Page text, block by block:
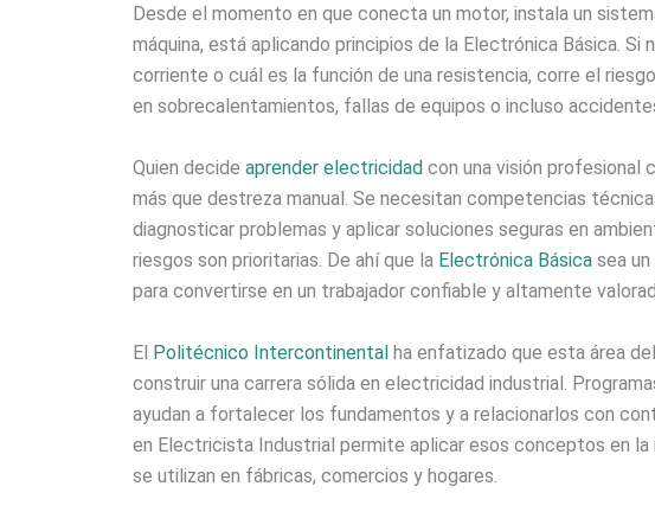
Desde el momento en que conecta un motor, instala un
máquina, está aplicando principios de la Electrónica Básica.
corriente o cuál es la función de una resistencia, corre el
en sobrecalentamientos, fallas de equipos o incluso
Quien decide aprender electricidad con una visión profesional
más que destreza manual. Se necesitan competencias
diagnosticar problemas y aplicar soluciones seguras en
riesgos son prioritarias. De ahí que la Electrónica Básica sea
para convertirse en un trabajador confiable y altamente
El Politécnico Intercontinental ha enfatizado que esta área
construir una carrera sólida en electricidad industrial.
ayudan a fortalecer los fundamentos y a relacionarlos con
en Electricista Industrial permite aplicar esos conceptos en
se utilizan en fábricas, comercios y hogares.